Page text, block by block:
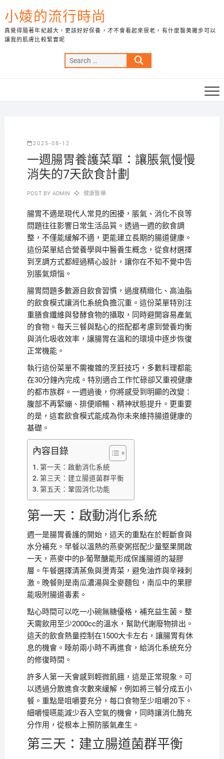
to
content
小婈的流行時尚
真覺得隨著年紀越大，更該好好保養，才不會看起來很老，有什麼醫美撇步可以
讓我的肌膚比較緊實呢
Search
…
2025-08-12
一週腸胃養護菜單：讓脹氣慢慢
消失的7天飲食計劃
POST BY ADMIN 健康醫藥
腸胃不適是現代人常見的困擾，脹氣、消化不良等
問題往往影響日常生活品質。透過一週的飲食調
整，不僅能緩解不適，更能建立長期的腸道健康。
這份菜單結合營養學與中醫養生概念，從食材選擇
到烹調方式都經過精心設計，讓你在不知不覺中告
別脹氣煩惱。
腸胃問題多數源自飲食習慣，過度精緻化、高油脂
的飲食模式讓消化系統負擔沉重。這份菜單特別注
重膳食纖維與發酵食物的攝取，同時避開容易產氣
的食物。每天三餐與點心的搭配都考慮到營養均衡
與消化吸收效率，讓腸胃在溫和的環境中逐步恢復
正常機能。
執行這份菜單不需複雜的烹飪技巧，多數料理都能
在30分鐘內完成。特別適合工作忙碌卻又重視健康
的都市族群。一週過後，你將感受到明顯的改變：
腹部不再緊繃、排便順暢、精神狀態提升。更重要
的是，這套飲食模式能成為你未來維持腸道健康的
基礎。
內容目錄
第一天：啟動消化系統
第三天：建立腸道菌群平衡
第五天：鞏固消化功能
第一天：啟動消化系統
週一是腸胃養護的開始，這天的重點在於輕斷食與
水分補充。早餐以溫熱的燕麥粥搭配少量堅果開啟
一天，燕麥中的β-葡聚醣能形成保護腸道的凝膠
層。午餐選擇清蒸魚與燙青菜，避免油炸與辛辣刺
激。晚餐則是南瓜濃湯與全麥麵包，南瓜中的果膠
能吸附腸道毒素。
點心時間可以吃一小碗無糖優格，補充益生菌。整
天需飲用至少2000cc的溫水，幫助代謝廢物排出。
這天的飲食熱量控制在1500大卡左右，讓腸胃有休
息的機會。睡前兩小時不再進食，給消化系統充分
的修復時間。
許多人第一天會感到輕微飢餓，這是正常現象。可
以透過分散進食次數來緩解，例如將三餐分成五小
餐。重點是咀嚼要充分，每口食物至少咀嚼20下。
細嚼慢嚥能減少吞入空氣的機會，同時讓消化酶充
分作用，從根本上預防脹氣產生。
第三天：建立腸道菌群平衡